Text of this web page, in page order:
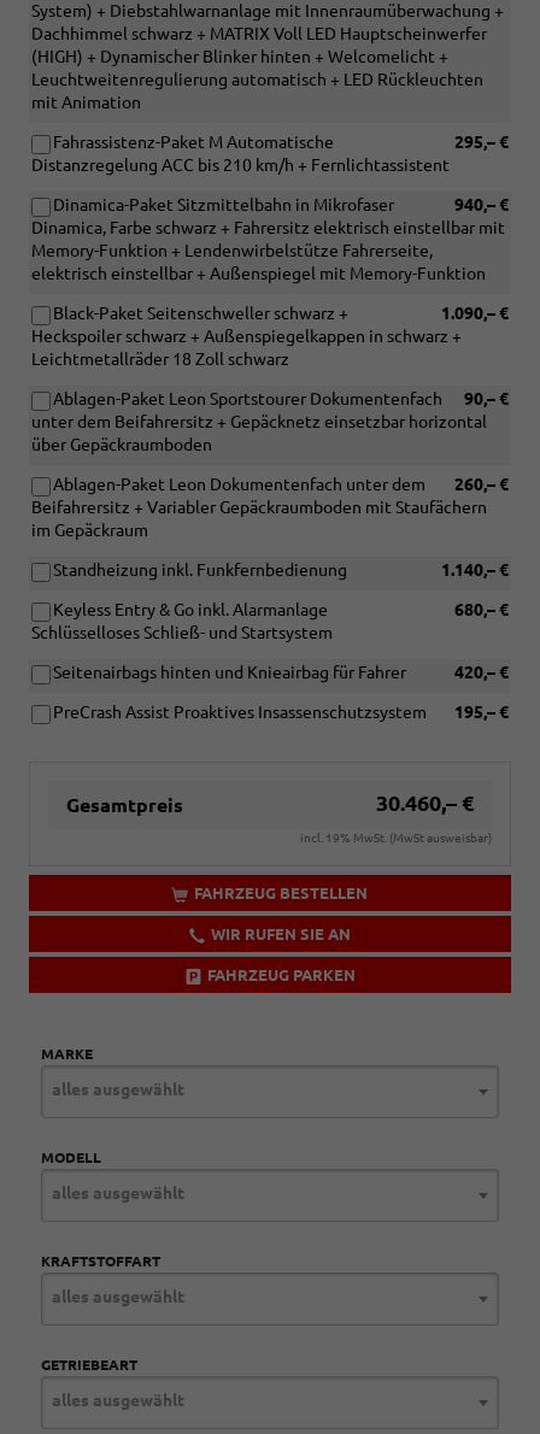
System) + Diebstahlwarnanlage mit Innenraumüberwachung +
Dachhimmel schwarz + MATRIX Voll LED Hauptscheinwerfer
(HIGH) + Dynamischer Blinker hinten + Welcomelicht +
Leuchtweitenregulierung automatisch + LED Rückleuchten
mit Animation
295,– €
Fahrassistenz-Paket M Automatische
Distanzregelung ACC bis 210 km/h + Fernlichtassistent
940,– €
Dinamica-Paket Sitzmittelbahn in Mikrofaser
Dinamica, Farbe schwarz + Fahrersitz elektrisch einstellbar mit
Memory-Funktion + Lendenwirbelstütze Fahrerseite,
elektrisch einstellbar + Außenspiegel mit Memory-Funktion
1.090,– €
Black-Paket Seitenschweller schwarz +
Heckspoiler schwarz + Außenspiegelkappen in schwarz +
Leichtmetallräder 18 Zoll schwarz
90,– €
Ablagen-Paket Leon Sportstourer Dokumentenfach
unter dem Beifahrersitz + Gepäcknetz einsetzbar horizontal
über Gepäckraumboden
260,– €
Ablagen-Paket Leon Dokumentenfach unter dem
Beifahrersitz + Variabler Gepäckraumboden mit Staufächern
im Gepäckraum
1.140,– €
Standheizung inkl. Funkfernbedienung
680,– €
Keyless Entry & Go inkl. Alarmanlage
Schlüsselloses Schließ- und Startsystem
420,– €
Seitenairbags hinten und Knieairbag für Fahrer
195,– €
PreCrash Assist Proaktives Insassenschutzsystem
Gesamtpreis 30.460,– €
incl. 19% MwSt. (MwSt ausweisbar)
FAHRZEUG BESTELLEN
WIR RUFEN SIE AN
FAHRZEUG PARKEN
MARKE
alles ausgewählt
MODELL
alles ausgewählt
KRAFTSTOFFART
alles ausgewählt
GETRIEBEART
alles ausgewählt